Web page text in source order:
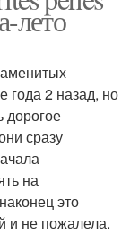
лето
года 2 назад, но
дорогое
сразу
на
это
и не пожалела.